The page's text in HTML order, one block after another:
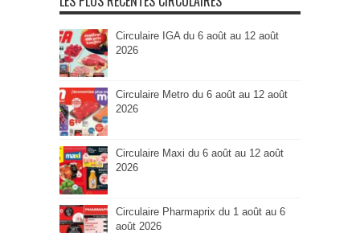
Circulaire IGA du 6 août au 12 août
2026
Circulaire Metro du 6 août au 12 août
2026
Circulaire Maxi du 6 août au 12 août
2026
Circulaire Pharmaprix du 1 août au 6
août 2026